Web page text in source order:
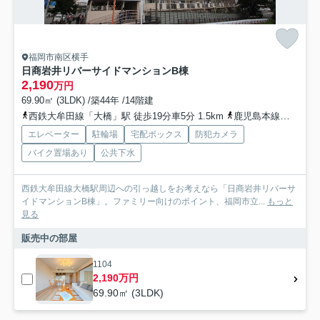
福岡市南区横手
日商岩井リバーサイドマンションB棟
2,190万円
69.90㎡ (3LDK) /築44年 /14階建
西鉄大牟田線「大橋」駅 徒歩19分車5分 1.5km
鹿児島本線「竹下」駅 徒歩33分車9分 2.7km
エレベーター 駐輪場 宅配ボックス
防犯カメラ
バイク置場あり
公共下水
西鉄大牟田線大橋駅周辺への引っ越しをお考えなら「日商岩井リバーサ
イドマンションB棟」。ファミリー向けのポイント、福岡市立... もっと
見る
販売中の部屋
1104
2,190万円
69.90㎡ (3LDK)